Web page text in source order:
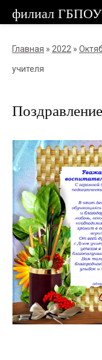
Главная » 2022 »
учителя